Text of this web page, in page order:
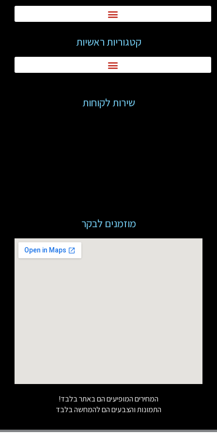
קטגוריות ראשיות
שירות לקוחות
מוזמנים לבקר
המחירים המופיעים הם באתר בלבד!
התמונות והצבעים הם להמחשה בלבד